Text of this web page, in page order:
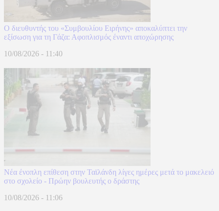
Ο διευθυντής του «Συμβουλίου Ειρήνης» αποκαλύπτει την
εξίσωση για τη Γάζα: Αφοπλισμός έναντι αποχώρησης
10/08/2026 - 11:40
Νέα ένοπλη επίθεση στην Ταϊλάνδη λίγες ημέρες μετά το μακελειό
στο σχολείο - Πρώην βουλευτής ο δράστης
10/08/2026 - 11:06